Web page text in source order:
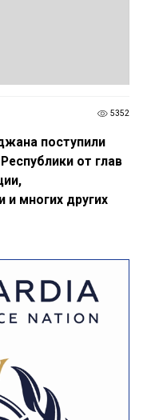
5352
поступили
от глав
и многих других